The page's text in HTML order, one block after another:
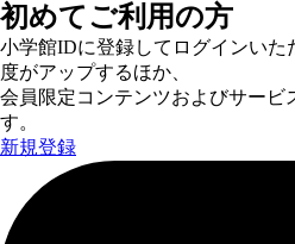
初めてご利用の方
小学館IDに登録してログインいた
度がアップするほか、
会員限定コンテンツおよびサービ
す。
新規登録